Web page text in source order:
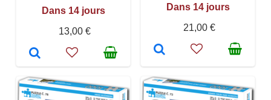
Dans 14 jours
13,00 €
Dans 14 jours
21,00 €